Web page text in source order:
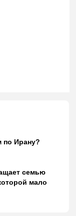
по Ирану?
семью
мало